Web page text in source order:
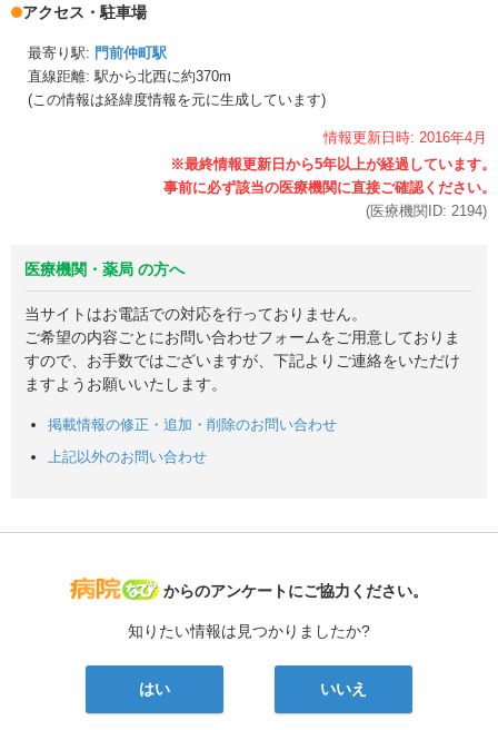
アクセス・駐車場
最寄り駅: 門前仲町駅
直線距離: 駅から北西に約370m
(この情報は経緯度情報を元に生成しています)
情報更新日時: 2016年4月
(医療機関ID: 2194)
医療機関・薬局 の方へ
当サイトはお電話での対応を行っておりません。
ご希望の内容ごとにお問い合わせフォームをご用意しておりま
すので、お手数ではございますが、下記よりご連絡をいただけ
ますようお願いいたします。
掲載情報の修正・追加・削除のお問い合わせ
上記以外のお問い合わせ
病院なび
からのアンケートにご協力ください。
知りたい情報は見つかりましたか?
はい いいえ